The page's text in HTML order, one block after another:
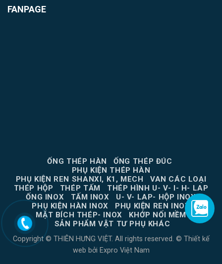
FANPAGE
ỐNG THÉP HÀN
ỐNG THÉP ĐÚC
PHỤ KIỆN THÉP HÀN
PHỤ KIỆN REN SHANXI, K1, MECH
VAN CÁC LOẠI
THÉP HỘP
THÉP TẤM
THÉP HÌNH U- V- I- H- LAP
ỐNG INOX
TẤM INOX
U- V- LAP- HỘP INOX
PHỤ KIỆN HÀN INOX
PHỤ KIỆN REN INOX
MẶT BÍCH THÉP- INOX
KHỚP NỐI MỀM
SẢN PHẨM VẬT TƯ PHỤ KHÁC
Copyright © THIÊN HƯNG VIỆT. All rights reserved. © Thiết kế
web bởi Expro Việt Nam